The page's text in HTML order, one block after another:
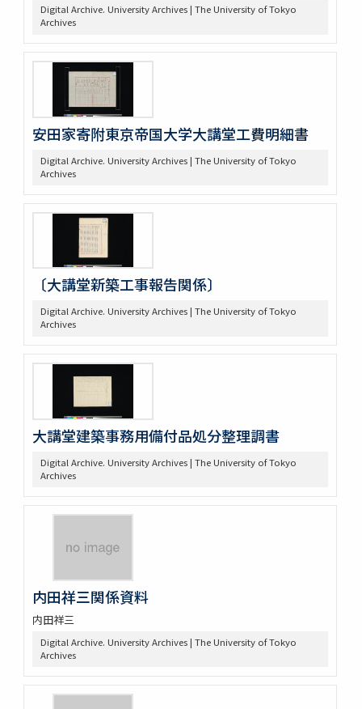
Digital Archive. University Archives | The University of Tokyo
Archives
安田家寄附東京帝国大学大講堂工費明細書
Digital Archive. University Archives | The University of Tokyo
Archives
〔大講堂新築工事報告関係〕
Digital Archive. University Archives | The University of Tokyo
Archives
大講堂建築事務用備付品処分整理調書
Digital Archive. University Archives | The University of Tokyo
Archives
内田祥三関係資料
内田祥三
Digital Archive. University Archives | The University of Tokyo
Archives